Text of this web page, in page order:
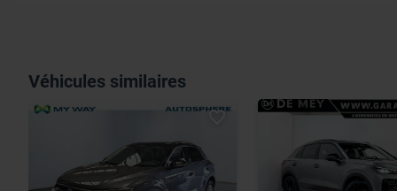
Véhicules similaires